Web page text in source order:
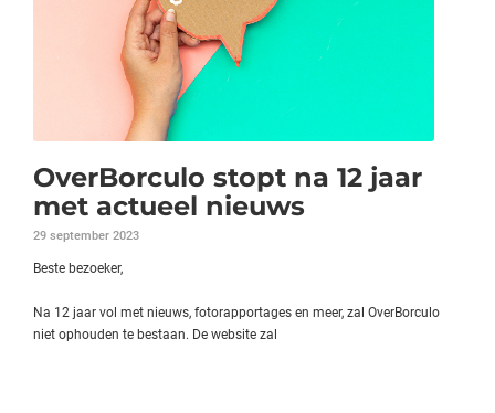
OverBorculo stopt na 12 jaar
met actueel nieuws
29 september 2023
Beste bezoeker,
Na 12 jaar vol met nieuws, fotorapportages en meer, zal OverBorculo
niet ophouden te bestaan. De website zal